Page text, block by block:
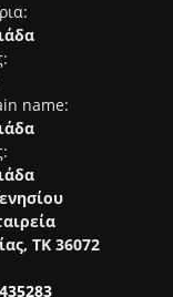
name:
ΤΚ 36072